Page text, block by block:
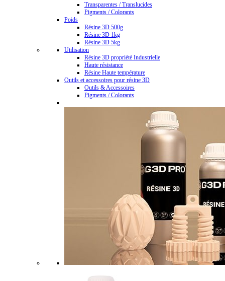
Transparentes / Translucides
Pigments / Colorants
Poids
Résine 3D 500g
Résine 3D 1kg
Résine 3D 5kg
Utilisation
Résine 3D propriété Industrielle
Haute résistance
Résine Haute température
Outils et accessoires pour résine 3D
Outils & Accessoires
Pigments / Colorants